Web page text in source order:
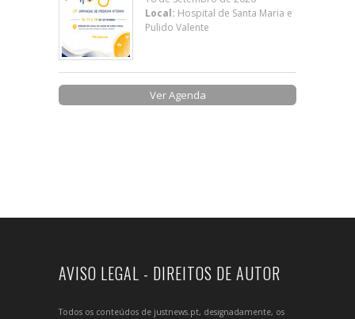
Local: Hospital de Santa Maria e
Pulido Valente
Ver Agenda
AVISO LEGAL - DIREITOS DE AUTOR
Todos os conteúdos de justnews.pt, designadamente, os